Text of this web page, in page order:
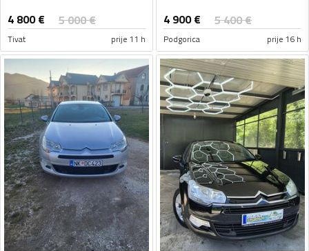
4 800€ 5 000€
Tivat prije 11 h
4 900€ 5 400€
Podgorica prije 16 h